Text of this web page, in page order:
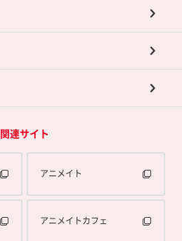
関連サイト
アニメイト
アニメイトカフェ